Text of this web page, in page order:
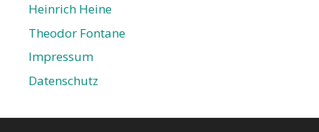
Heinrich Heine
Theodor Fontane
Impressum
Datenschutz­